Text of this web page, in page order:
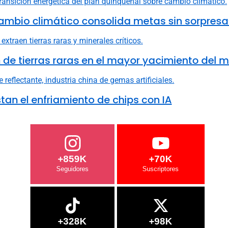
climático consolida metas sin
tierras raras en el mayor yacimiento del
el enfriamiento de chips con IA
+859K +70K
+328K +98K